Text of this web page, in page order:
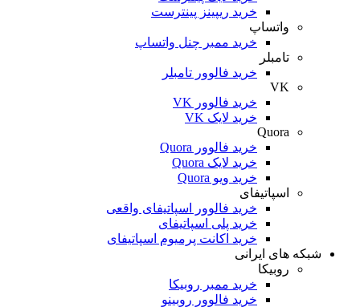
خرید ریپینز پینترست
واتساپ
خرید ممبر چنل واتساپ
خرید فالوور تامبلر
خرید فالوور VK
خرید لایک VK
خرید فالوور Quora
خرید لایک Quora
خرید ویو Quora
اسپاتیفای
خرید فالوور اسپاتیفای واقعی
خرید پلی اسپاتیفای
خرید اکانت پرمیوم اسپاتیفای
های ایرانی
خرید ممبر روبیکا
خرید فالوور روبینو